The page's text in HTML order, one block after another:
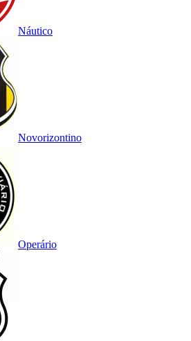
Náutico
Novorizontino
Operário